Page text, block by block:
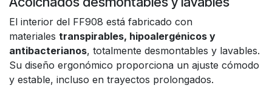
El interior del FF908 está fabricado con
materiales transpirables, hipoalergénicos y
antibacterianos, totalmente desmontables y lavables.
Su diseño ergonómico proporciona un ajuste cómodo
y estable, incluso en trayectos prolongados.